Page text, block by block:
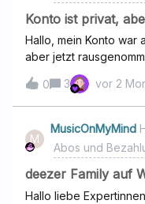
Konto ist privat,
Hallo, mein Konto war
aber jetzt
Handyapp ist das
Kumpel mein Konto
kann somit meine
Umstellung etwas
hinter? LGBineHummel
0 3 vor 2
M
MusicOnMyMind
Abos und
deezer Family auf
Hallo liebe